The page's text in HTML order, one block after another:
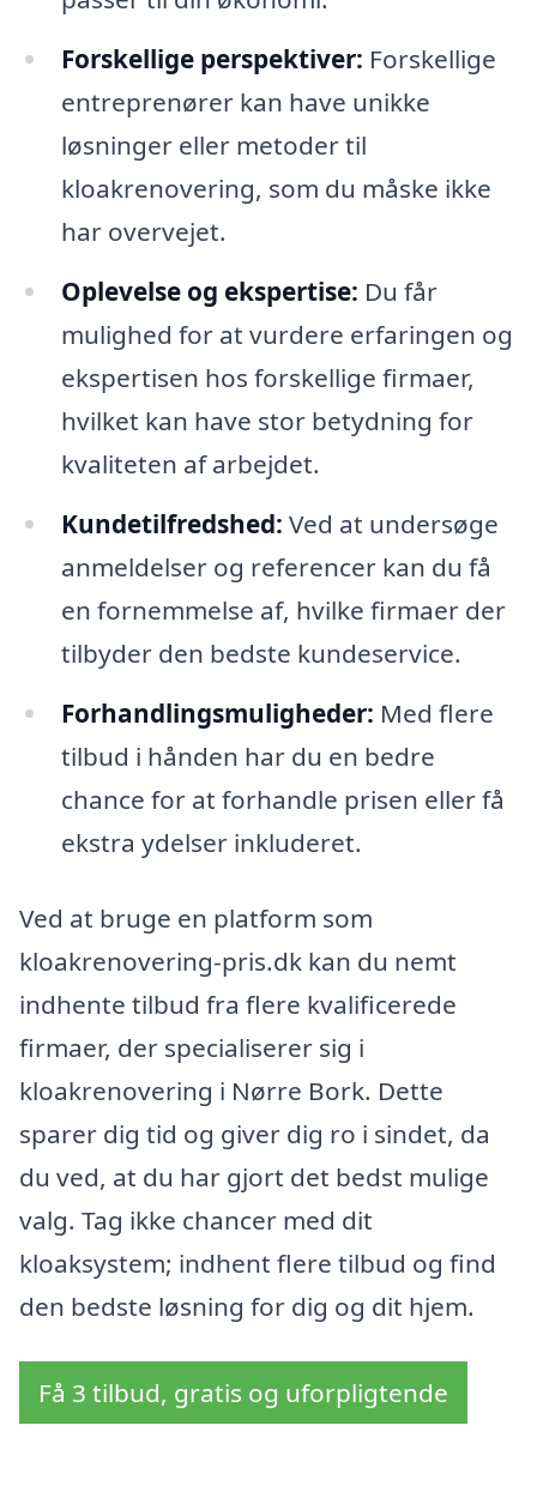
Forskellige perspektiver: Forskellige
entreprenører kan have unikke
løsninger eller metoder til
kloakrenovering, som du måske ikke
har overvejet.
Oplevelse og ekspertise: Du får
mulighed for at vurdere erfaringen og
ekspertisen hos forskellige firmaer,
hvilket kan have stor betydning for
kvaliteten af arbejdet.
Kundetilfredshed: Ved at undersøge
anmeldelser og referencer kan du få
en fornemmelse af, hvilke firmaer der
tilbyder den bedste kundeservice.
Forhandlingsmuligheder: Med flere
tilbud i hånden har du en bedre
chance for at forhandle prisen eller få
ekstra ydelser inkluderet.
Ved at bruge en platform som
kloakrenovering-pris.dk kan du nemt
indhente tilbud fra flere kvalificerede
firmaer, der specialiserer sig i
kloakrenovering i Nørre Bork. Dette
sparer dig tid og giver dig ro i sindet, da
du ved, at du har gjort det bedst mulige
valg. Tag ikke chancer med dit
kloaksystem; indhent flere tilbud og find
den bedste løsning for dig og dit hjem.
Få 3 tilbud, gratis og uforpligtende